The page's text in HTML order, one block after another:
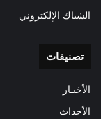
الشباك الإلكتروني
تصنيفات
الأخبـار
الأحداث